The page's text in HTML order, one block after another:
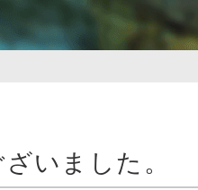
いました。